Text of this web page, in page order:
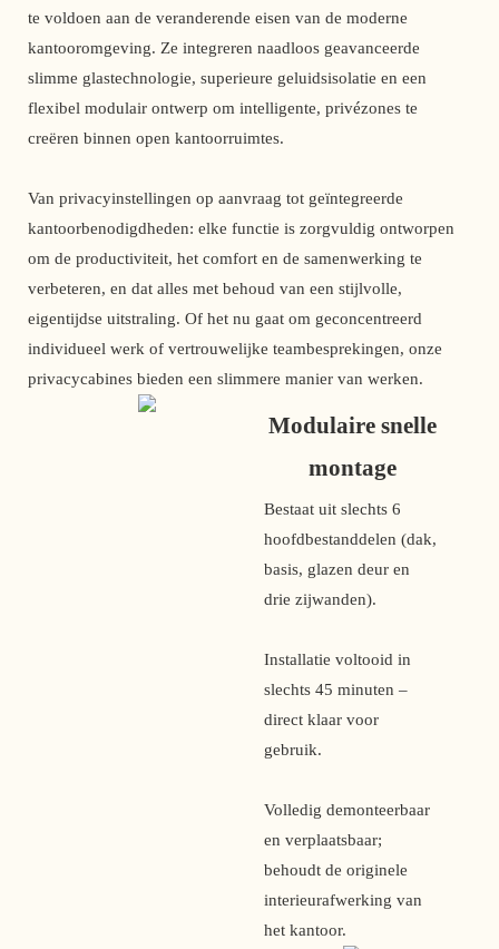
te voldoen aan de veranderende eisen van de moderne
kantooromgeving. Ze integreren naadloos geavanceerde
slimme glastechnologie, superieure geluidsisolatie en een
flexibel modulair ontwerp om intelligente, privézones te
creëren binnen open kantoorruimtes.
Van privacyinstellingen op aanvraag tot geïntegreerde
kantoorbenodigdheden: elke functie is zorgvuldig ontworpen
om de productiviteit, het comfort en de samenwerking te
verbeteren, en dat alles met behoud van een stijlvolle,
eigentijdse uitstraling. Of het nu gaat om geconcentreerd
individueel werk of vertrouwelijke teambesprekingen, onze
privacycabines bieden een slimmere manier van werken.
Modulaire snelle
montage
Bestaat uit slechts 6
hoofdbestanddelen (dak,
basis, glazen deur en
drie zijwanden).
Installatie voltooid in
slechts 45 minuten –
direct klaar voor
gebruik.
Volledig demonteerbaar
en verplaatsbaar;
behoudt de originele
interieurafwerking van
het kantoor.